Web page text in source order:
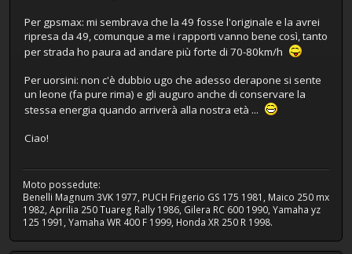
Per gpsmax: mi sembrava che la 49 fosse l'originale e la avrei
ripresa da 49, comunque a me i rapporti vanno bene così, tanto
per strada ho paura ad andare più forte di 70-80km/h
Per uorsini: non c'è dubbio ugo che adesso derapone si sente
un leone (fa pure rima) e gli auguro anche di conservare la
stessa energia quando arriverà alla nostra età ...
Ciao!
Moto possedute:
Benelli Magnum 3VK 1977, PUCH Frigerio GS 175 1981, Maico 250 mx
1982, Aprilia 250 Tuareg Rally 1986, Gilera RC 600 1990, Yamaha yz
125 1991, Yamaha WR 400 F 1999, Honda XR 250 R 1998.